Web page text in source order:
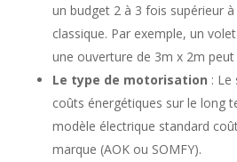
un budget 2 à 3 fois supérieur
classique. Par exemple, un
une ouverture de 3m x 2m
Le type de motorisation : Le
coûts énergétiques sur le long
modèle électrique standard
marque (AOK ou SOMFY).